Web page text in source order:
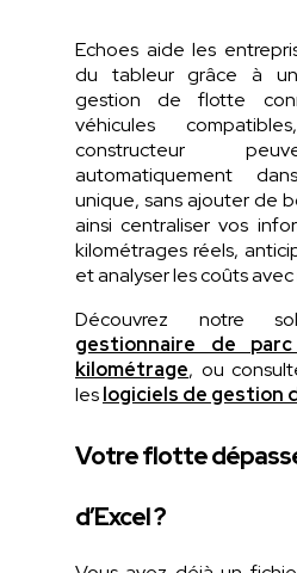
Echoes aide les
du tableur grâce à
gestion de flotte
véhicules
constructeur
automatiquement
unique, sans ajouter de
ainsi centraliser vos
kilométrages réels,
et analyser les coûts avec
Découvrez notre
gestionnaire de
kilométrage, ou
leslogiciels de gestion
Votre flotte
d’Excel ?